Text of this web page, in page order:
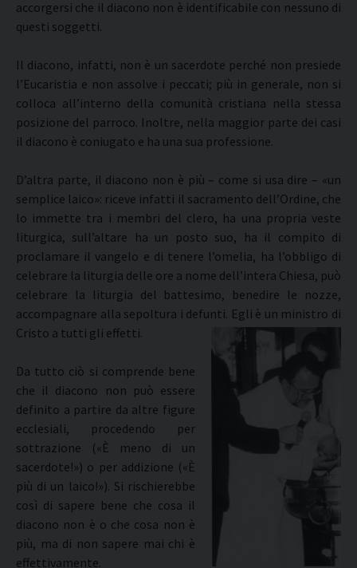
accorgersi che il diacono non è identificabile con nessuno di
questi soggetti.
Il diacono, infatti, non è un sacerdote perché non presiede
l’Eucaristia e non assolve i peccati; più in generale, non si
colloca all’interno della comunità cristiana nella stessa
posizione del parroco. Inoltre, nella maggior parte dei casi
il diacono è coniugato e ha una sua professione.
D’altra parte, il diacono non è più – come si usa dire – «un
semplice laico»: riceve infatti il sacramento dell’Ordine, che
lo immette tra i membri del clero, ha una propria veste
liturgica, sull’altare ha un posto suo, ha il compito di
proclamare il vangelo e di tenere l’omelia, ha l’obbligo di
celebrare la liturgia delle ore a nome dell’intera Chiesa, può
celebrare la liturgia del battesimo, benedire le nozze,
accompagnare alla sepoltura i defunti. Egli è un ministro di
Cristo a tutti gli effetti.
Da tutto ciò si comprende bene
che il diacono non può essere
definito a partire da altre figure
ecclesiali, procedendo per
sottrazione («È meno di un
sacerdote!») o per addizione («È
più di un laico!»). Si rischierebbe
così di sapere bene che cosa il
diacono non è o che cosa non è
più, ma di non sapere mai chi è
effettivamente.